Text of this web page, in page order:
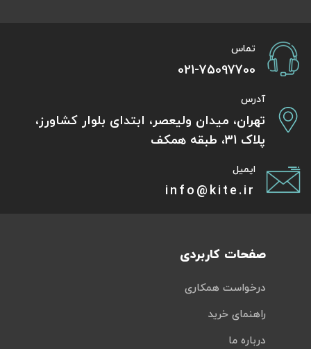
تماس
021-75097700
آدرس
تهران، میدان ولیعصر، ابتدای بلوار کشاورز،
پلاک 31، طبقه همکف
ایمیل
info@kite.ir
صفحات کاربردی
درخواست همکاری
راهنمای خرید
درباره ما